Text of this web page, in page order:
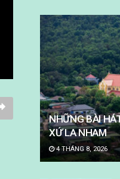
NHỮNG BÀI
XỨ LA NHAM
4 THÁNG 8, 2026